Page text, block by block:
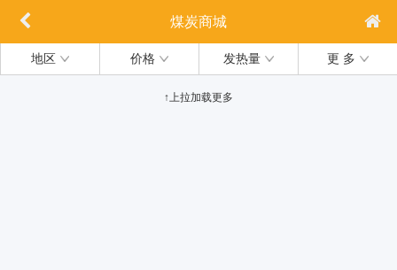
煤炭商城
地区 价格 发热量 更 多
↑上拉加载更多